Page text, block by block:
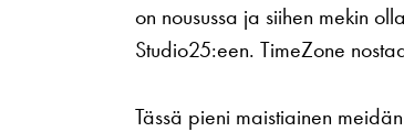
on nousussa ja siihen mekin
Studio25:een. TimeZone
Tässä pieni maistiainen